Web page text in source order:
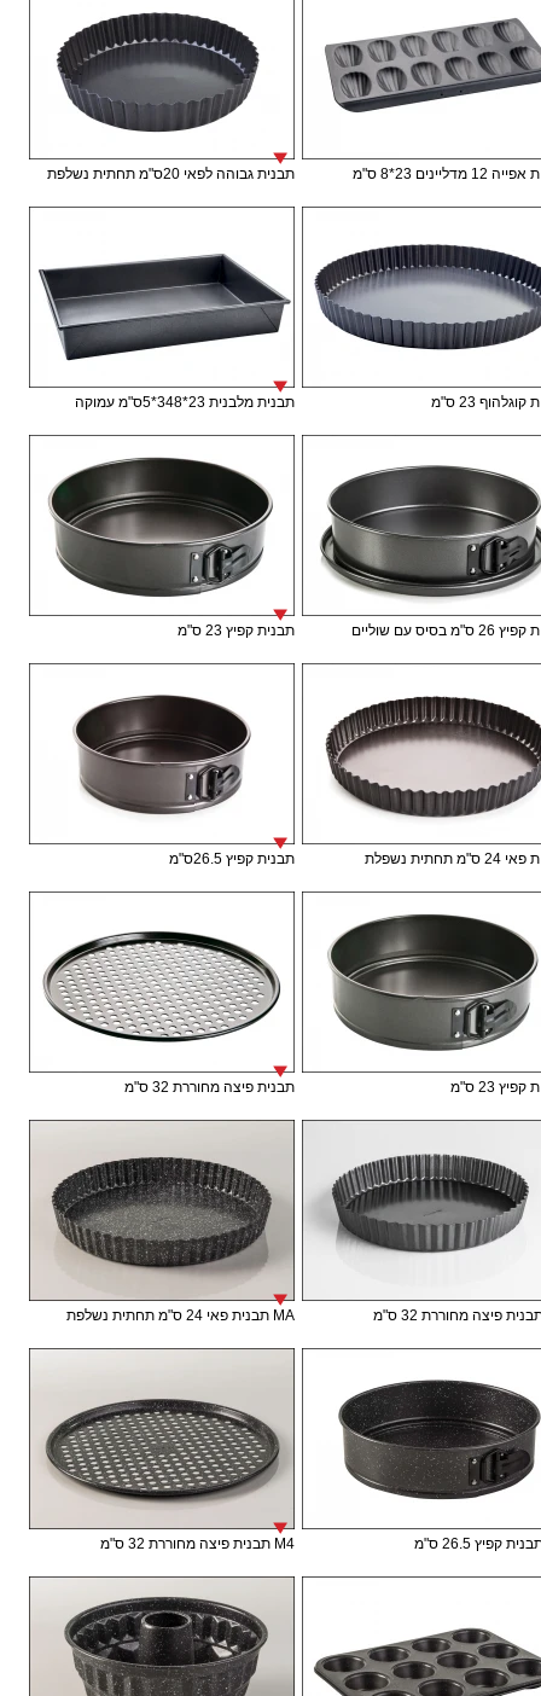
מדליינים 23*8 ס"מ תבנית גבוהה לפאי 20ס"מ תחתית נשלפת
23 ס"מ תבנית מלבנית 23*348*5ס"מ עמוקה
בסיס עם שוליים תבנית קפיץ 23 ס"מ
תחתית נשפלת תבנית קפיץ 26.5ס"מ
23 ס"מ תבנית פיצה מחוררת 32 ס"מ
MA תבנית פאי 24 ס"מ תחתית נשלפת
M4 תבנית פיצה מחוררת 32 ס"מ